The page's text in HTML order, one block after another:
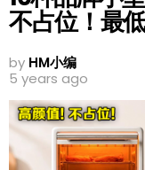
不占位！最
by HM小编
5 years ago